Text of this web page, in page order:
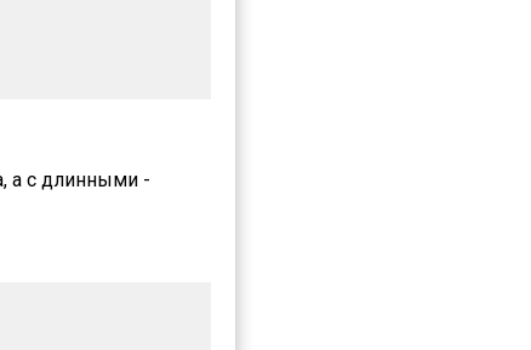
а с длинными -